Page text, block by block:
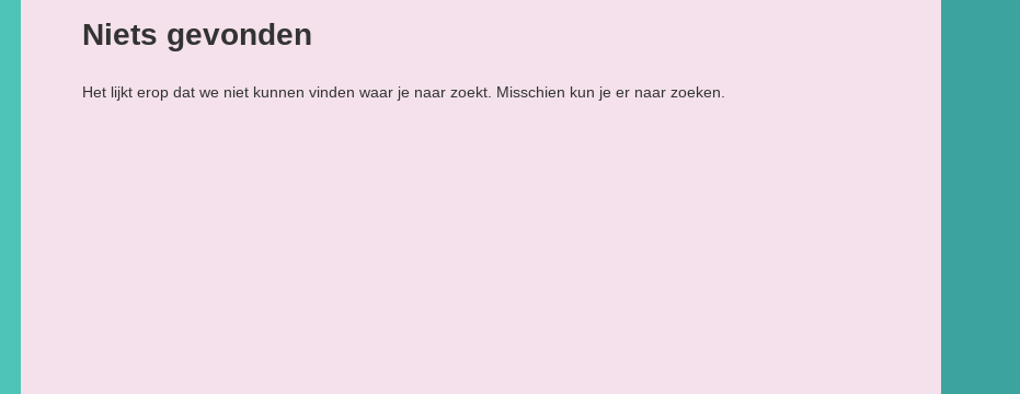
Niets gevonden
Het lijkt erop dat we niet kunnen vinden waar je naar zoekt. Misschien kun je er naar zoeken.